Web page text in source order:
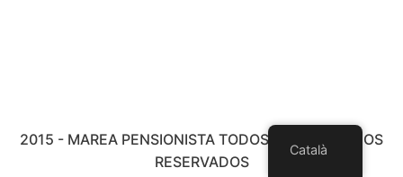
2015 - MAREA PENSIONISTA TODOS LOS DERECHOS
RESERVADOS
Català